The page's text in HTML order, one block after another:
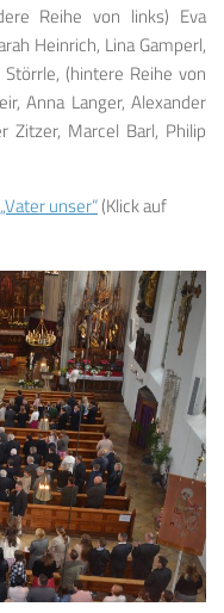
Reihe von links) Eva
Heinrich, Lina Gamperl,
(hintere Reihe von
Anna Langer, Alexander
Zitzer, Marcel Barl, Philip
„Vater unser“(Klick auf